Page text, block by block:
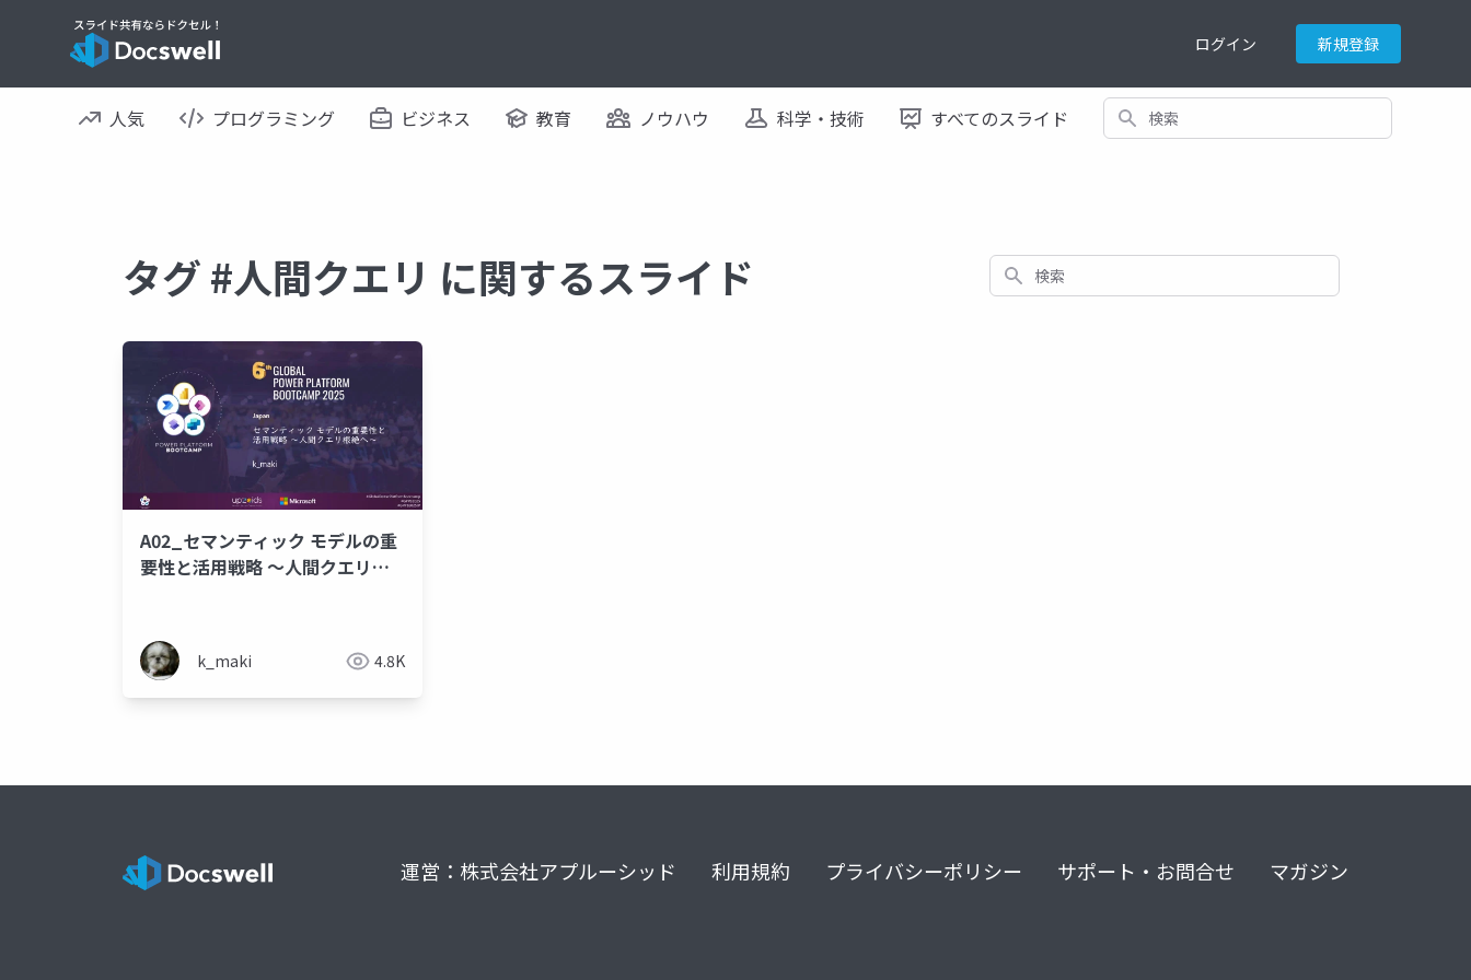
ログイン 新規登録
人気 プログラミング ビジネス 教育 ノウハウ 科学・技術 すべてのスライド 検索
タグ #人間クエリ に関するスライド 検索
A02_セマンティック モデルの重
要性と活用戦略 ～人間クエリ根
k_maki 4.8K
運営：株式会社アプルーシッド 利用規約 プライバシーポリシー サポート・お問合せ マガジン